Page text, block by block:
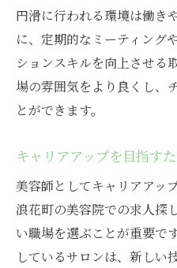
円滑に行われる環境は働き
に、定期的なミーティング
ションスキルを向上させる
場の雰囲気をより良くし、
とができます。
キャリアアップを目指す
美容師としてキャリアアッ
浪花町の美容院での求人探
い職場を選ぶことが重要で
しているサロンは、新しい